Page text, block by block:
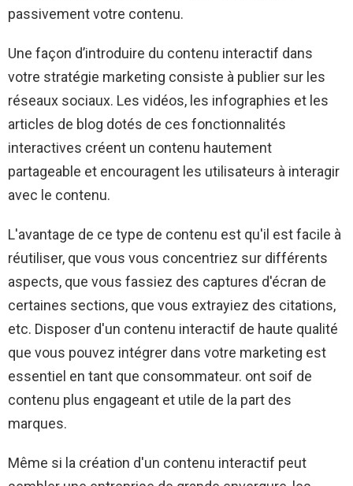
passivement votre contenu.
Une façon d’introduire du contenu interactif dans
votre stratégie marketing consiste à publier sur les
réseaux sociaux. Les vidéos, les infographies et les
articles de blog dotés de ces fonctionnalités
interactives créent un contenu hautement
partageable et encouragent les utilisateurs à interagir
avec le contenu.
L'avantage de ce type de contenu est qu'il est facile à
réutiliser, que vous vous concentriez sur différents
aspects, que vous fassiez des captures d'écran de
certaines sections, que vous extrayiez des citations,
etc. Disposer d'un contenu interactif de haute qualité
que vous pouvez intégrer dans votre marketing est
essentiel en tant que consommateur. ont soif de
contenu plus engageant et utile de la part des
marques.
Même si la création d'un contenu interactif peut